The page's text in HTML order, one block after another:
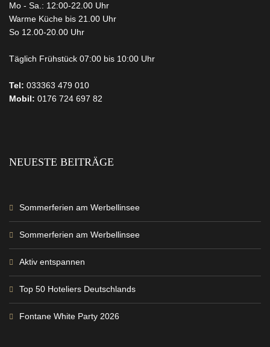
Mo - Sa.: 12:00-22.00 Uhr
Warme Küche bis 21.00 Uhr
So 12.00-20.00 Uhr
Täglich Frühstück 07:00 bis 10:00 Uhr
Tel: 033363 479 010
Mobil: 0176 724 697 82
NEUESTE BEITRÄGE
Sommerferien am Werbellinsee
Sommerferien am Werbellinsee
Aktiv entspannen
Top 50 Hoteliers Deutschlands
Fontane White Party 2026